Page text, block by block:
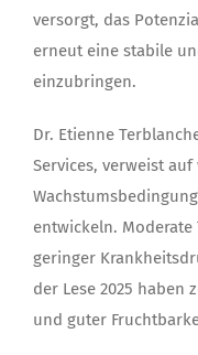
versorgt, das
erneut eine stabile
einzubringen.
Dr. Etienne
Services, verweist
entwickeln.
geringer
der Lese 2025 haben
und guter